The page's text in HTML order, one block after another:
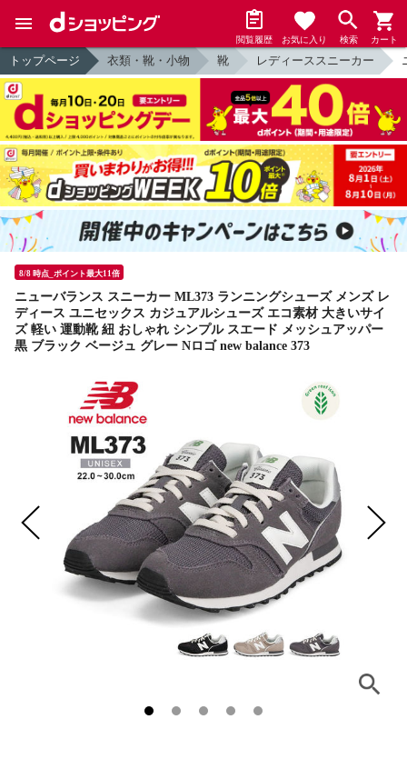
閲覧履歴 お気に入り 検索 カート
トップページ 衣類・靴・小物 靴 レディーススニーカー
8/8 時点_ポイント最大11倍
ニューバランス スニーカー ML373 ランニングシューズ メンズ レ
ディース ユニセックス カジュアルシューズ エコ素材 大きいサイ
ズ 軽い 運動靴 紐 おしゃれ シンプル スエード メッシュアッパー
黒 ブラック ベージュ グレー Nロゴ new balance 373